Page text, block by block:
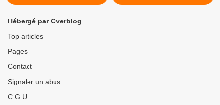
Hébergé par Overblog
Top articles
Pages
Contact
Signaler un abus
C.G.U.